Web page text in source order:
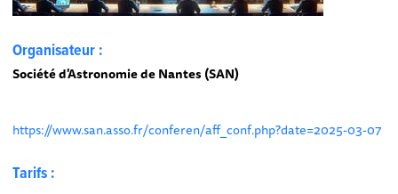
Organisateur :
Société d'Astronomie de Nantes (SAN)
https://www.san.asso.fr/conferen/aff_conf.php?date=2025-03-07
Tarifs :